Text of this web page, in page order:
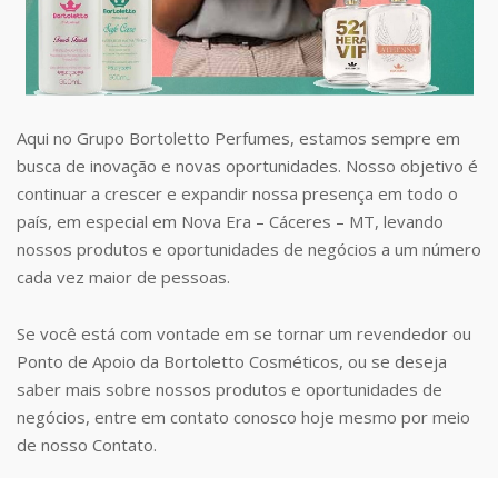
Aqui no Grupo Bortoletto Perfumes, estamos sempre em
busca de inovação e novas oportunidades. Nosso objetivo é
continuar a crescer e expandir nossa presença em todo o
país, em especial em Nova Era – Cáceres – MT, levando
nossos produtos e oportunidades de negócios a um número
cada vez maior de pessoas.
Se você está com vontade em se tornar um revendedor ou
Ponto de Apoio da Bortoletto Cosméticos, ou se deseja
saber mais sobre nossos produtos e oportunidades de
negócios, entre em contato conosco hoje mesmo por meio
de nosso Contato.